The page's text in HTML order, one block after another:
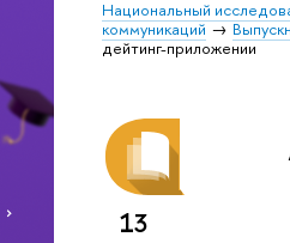
Национальный
коммуникаций
дейтинг-приложении
13